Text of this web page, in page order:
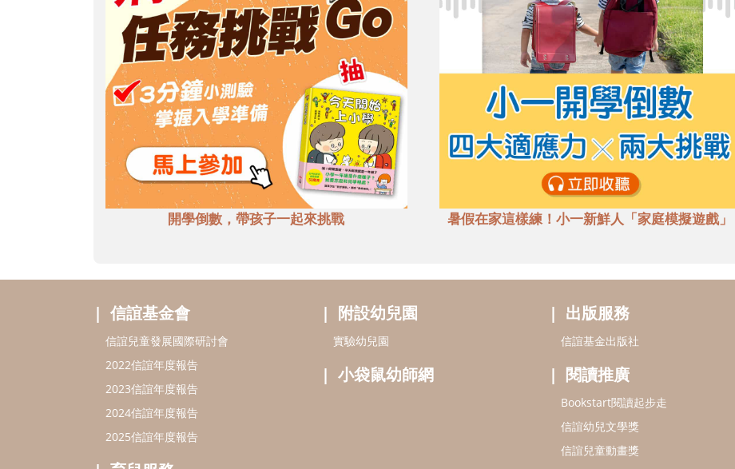
開學倒數，帶孩子一起來挑戰 暑假在家這樣練！小一新鮮人「家庭模擬遊戲」
信誼基金會
信誼兒童發展國際研討會
2022信誼年度報告
2023信誼年度報告
2024信誼年度報告
2025信誼年度報告
附設幼兒園
實驗幼兒園
小袋鼠幼師網
出版服務
信誼基金出版社
閱讀推廣
Bookstart閱讀起步走
信誼幼兒文學獎
信誼兒童動畫獎